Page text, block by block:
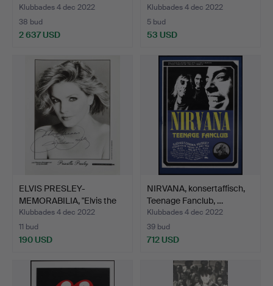
VASSA EGGE…
Klubbades 4 dec 2022
38 bud
2 637 USD
Klubbades 4 dec 2022
5 bud
53 USD
ELVIS PRESLEY-
MEMORABILIA, "Elvis the
Conc…
Klubbades 4 dec 2022
11 bud
190 USD
NIRVANA, konsertaffisch,
Teenage Fanclub, …
Klubbades 4 dec 2022
39 bud
712 USD